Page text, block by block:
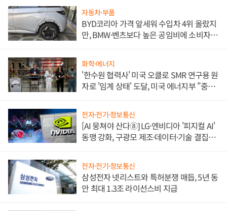
자동차·부품
BYD코리아 가격 앞세워 수입차 4위 올랐지
만, BMW·벤츠보다 높은 공임비에 소비자
화학·에너지
'한수원 협력사' 미국 오클로 SMR 연구용 원
자로 '임계 상태' 도달, 미국 에너지부 "중요
전자·전기·정보통신
[AI 뭉쳐야 산다⑧] LG·엔비디아 '피지컬 AI'
동맹 강화, 구광모 제조·데이터·기술 결집
전자·전기·정보통신
삼성전자 넷리스트와 특허분쟁 매듭, 5년 동
안 최대 1.3조 라이선스비 지급